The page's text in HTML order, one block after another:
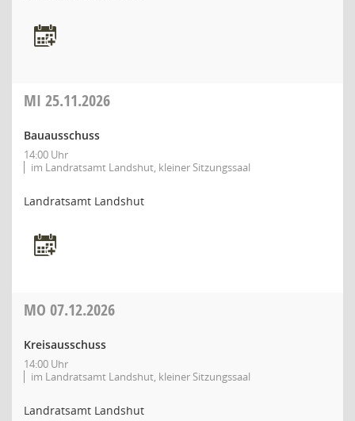
MI 25.11.2026
Bauausschuss
14:00 Uhr
im Landratsamt Landshut, kleiner Sitzungssaal
Landratsamt Landshut
MO 07.12.2026
Kreisausschuss
14:00 Uhr
im Landratsamt Landshut, kleiner Sitzungssaal
Landratsamt Landshut